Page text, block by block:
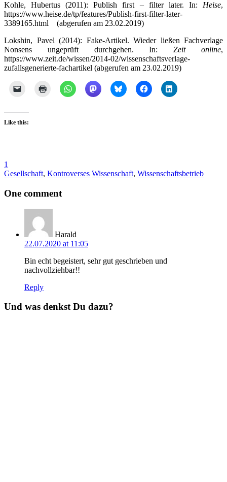
Kohle, Hubertus (2011): Publish first – filter later. In: Heise,
https://www.heise.de/tp/features/Publish-first-filter-later-
3389165.html (abgerufen am 23.02.2019)
Lokshin, Pavel (2014): Fake-Artikel. Wieder ließen Fachverlage
Nonsens ungeprüft durchgehen. In:Zeit online,
https://www.zeit.de/wissen/2014-02/wissenschaftsverlage-
zufallsgenerierte-fachartikel (abgerufen am 23.02.2019)
Like this:
1
Gesellschaft, Kontroverses Wissenschaft, Wissenschaftsbetrieb
One comment
Harald
22.07.2020 at 11:05
Bin echt begeistert, sehr gut geschrieben und
nachvollziehbar!!
Reply
Und was denkst Du dazu?